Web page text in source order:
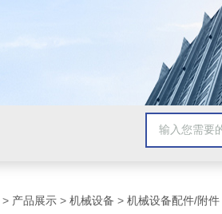
> 产品展示 > 机械设备 > 机械设备配件/附件